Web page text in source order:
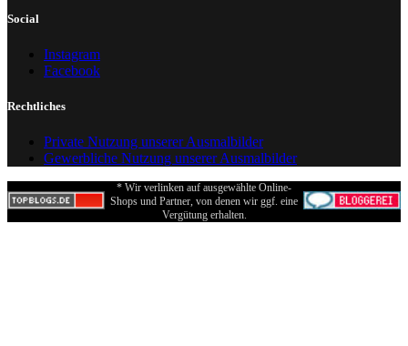
Social
Instagram
Facebook
Rechtliches
Private Nutzung unserer Ausmalbilder
Gewerbliche Nutzung unserer Ausmalbilder
* Wir verlinken auf ausgewählte Online-
Shops und Partner, von denen wir ggf. eine
Vergütung erhalten.